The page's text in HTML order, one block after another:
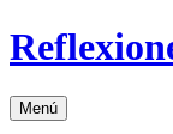
Saltar
al
Menú